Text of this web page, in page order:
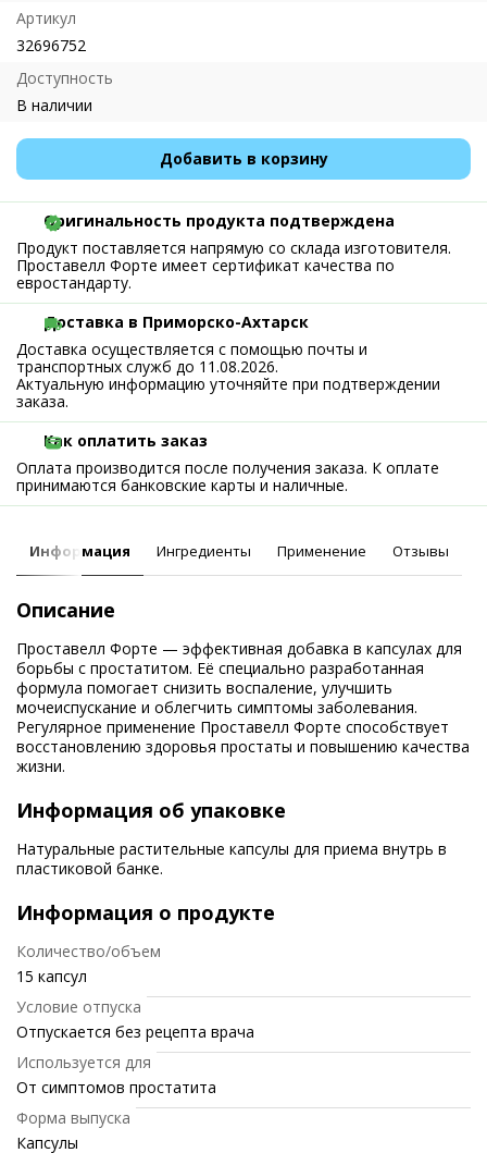
Артикул
32696752
Доступность
В наличии
Добавить в корзину
Оригинальность продукта подтверждена
Продукт поставляется напрямую со склада изготовителя.
Проставелл Форте имеет сертификат качества по
евростандарту.
Доставка в Приморско-Ахтарск
Доставка осуществляется с помощью почты и
транспортных служб до 11.08.2026.
Актуальную информацию уточняйте при подтверждении
заказа.
Как оплатить заказ
Оплата производится после получения заказа. К оплате
принимаются банковские карты и наличные.
Информация Ингредиенты Применение Отзывы
Описание
Проставелл Форте — эффективная добавка в капсулах для
борьбы с простатитом. Её специально разработанная
формула помогает снизить воспаление, улучшить
мочеиспускание и облегчить симптомы заболевания.
Регулярное применение Проставелл Форте способствует
восстановлению здоровья простаты и повышению качества
жизни.
Информация об упаковке
Натуральные растительные капсулы для приема внутрь в
пластиковой банке.
Информация о продукте
Количество/объем
15 капсул
Условие отпуска
Отпускается без рецепта врача
Используется для
От симптомов простатита
Форма выпуска
Капсулы